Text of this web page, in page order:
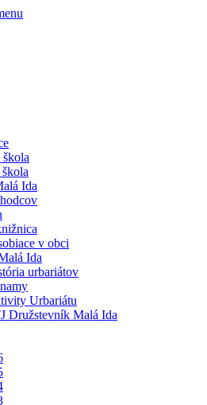
škola
Ida
v obci
Ida
urbariátov
Urbariátu
Družstevník Malá Ida